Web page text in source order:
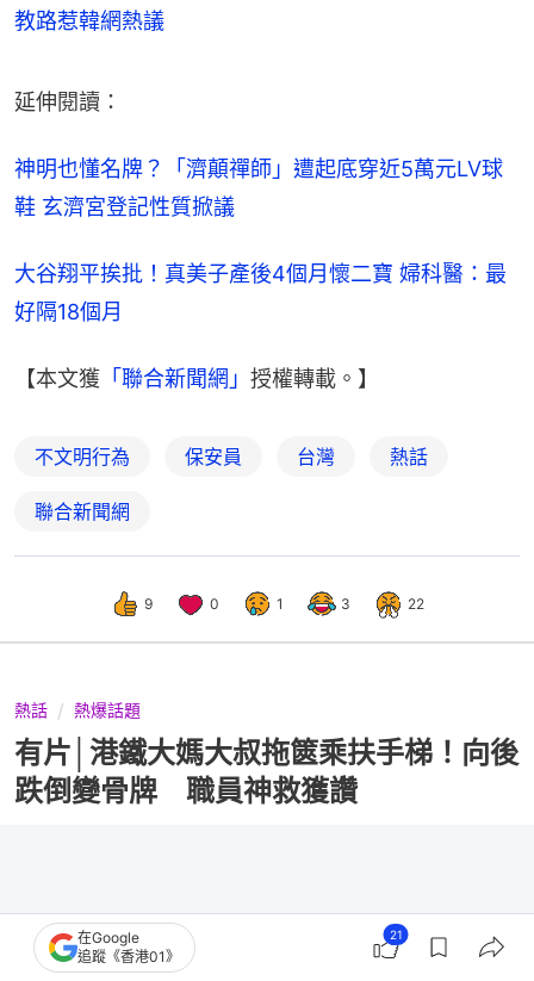
教路惹韓網熱議
延伸閱讀：
神明也懂名牌？「濟顛禪師」遭起底穿近5萬元LV球
鞋 玄濟宮登記性質掀議
大谷翔平挨批！真美子產後4個月懷二寶 婦科醫：最
好隔18個月
【本文獲 「聯合新聞網」 授權轉載。】
不文明行為 保安員 台灣 熱話
聯合新聞網
9 0 1 3 22
熱話 熱爆話題
有片│港鐵大媽大叔拖篋乘扶手梯！向後
跌倒變骨牌 職員神救獲讚
在Google
追蹤《香港01》
21